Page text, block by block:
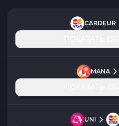
CARDEUR
MANA
UNI